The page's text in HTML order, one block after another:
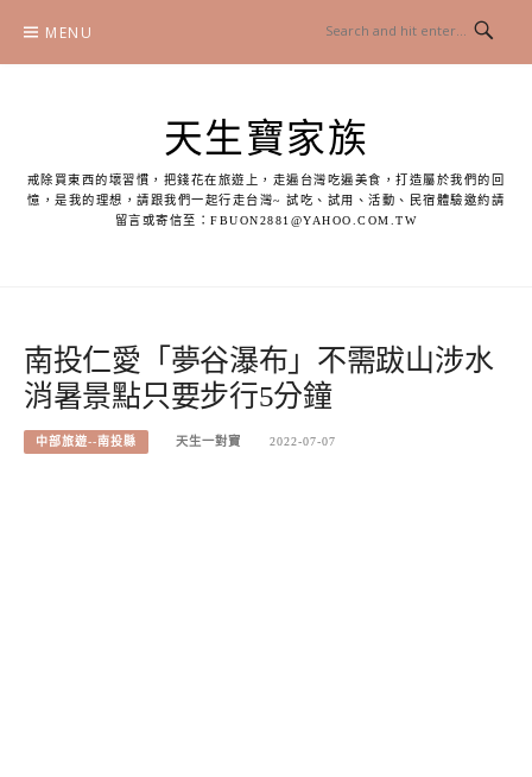
content
MENU
天生寶家族
戒除買東西的壞習慣，把錢花在旅遊上，走遍台灣吃遍美食，打造屬於我們的回
憶，是我的理想，請跟我們一起行走台灣~ 試吃、試用、活動、民宿體驗邀約請
留言或寄信至：FBUON2881@YAHOO.COM.TW
南投仁愛「夢谷瀑布」不需跋山涉水
消暑景點只要步行5分鐘
中部旅遊--南投縣 天生一對寶 2022-07-07